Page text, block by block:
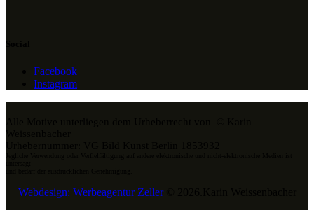
Facebook
Instagram
Webdesign: Werbeagentur Zeller